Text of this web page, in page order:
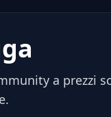
a prezzi